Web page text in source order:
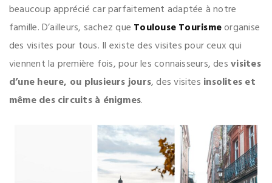
beaucoup apprécié car parfaitement adaptée à notre
famille. D’ailleurs, sachez que Toulouse Tourismeorganise
des visites pour tous. Il existe des visites pour ceux qui
viennent la première fois, pour les connaisseurs, desvisites
d’une heure, ou plusieurs jours, des visites insolites et
même des circuits à énigmes.